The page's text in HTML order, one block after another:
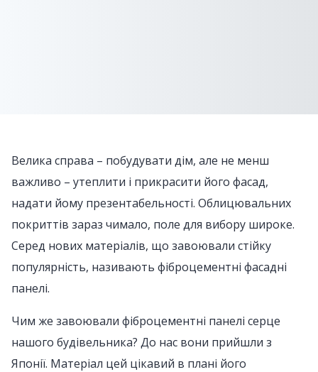
Велика справа – побудувати дім, але не менш
важливо – утеплити і прикрасити його фасад,
надати йому презентабельності. Облицювальних
покриттів зараз чимало, поле для вибору широке.
Серед нових матеріалів, що завоювали стійку
популярність, називають фіброцементні фасадні
панелі.
Чим же завоювали фіброцементні панелі серце
нашого будівельника? До нас вони прийшли з
Японії. Матеріал цей цікавий в плані його